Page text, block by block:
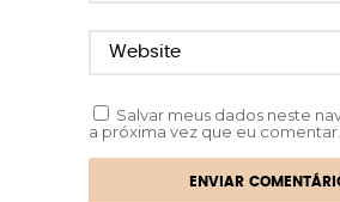
Salvar meus dados neste
a próxima vez que eu comentar.